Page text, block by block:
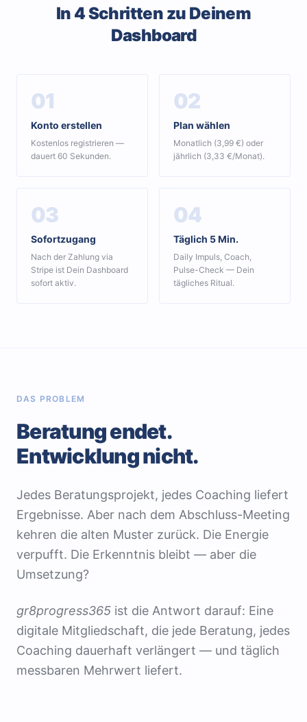
In 4 Schritten zu Deinem
Dashboard
01
Konto erstellen
Kostenlos registrieren —
dauert 60 Sekunden.
02
Plan wählen
Monatlich (3,99 €) oder
jährlich (3,33 €/Monat).
03
Sofortzugang
Nach der Zahlung via
Stripe ist Dein Dashboard
sofort aktiv.
04
Täglich 5 Min.
Daily Impuls, Coach,
Pulse-Check — Dein
tägliches Ritual.
DAS PROBLEM
Beratung endet.
Entwicklung nicht.
Jedes Beratungsprojekt, jedes Coaching liefert
Ergebnisse. Aber nach dem Abschluss-Meeting
kehren die alten Muster zurück. Die Energie
verpufft. Die Erkenntnis bleibt — aber die
Umsetzung?
gr8progress365 ist die Antwort darauf: Eine
digitale Mitgliedschaft, die jede Beratung, jedes
Coaching dauerhaft verlängert — und täglich
messbaren Mehrwert liefert.